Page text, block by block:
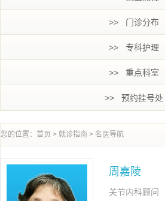
>> 门诊分布
>> 专科护理
>> 重点科室
>> 预约挂号处
您的位置： 首页 > 就诊指南 > 名医导航
周嘉陵
关节内科顾问